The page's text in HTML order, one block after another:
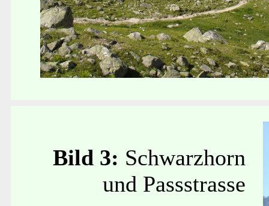
Bild 3: Schwarzhorn
und Passstrasse